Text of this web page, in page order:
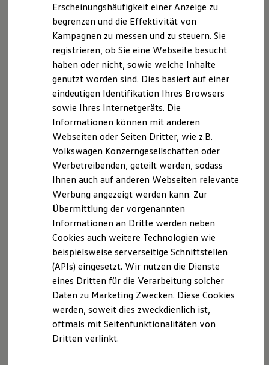
Marke und Erlebnis
Volkswagen R und R Experience
R-Modelle
R Experience
Driving Experience
Volkswagen entdecken
Werkbesichtigung
Lifestyle Shop
T-Roc Kollektion
Golf Kollektion
Volkswagen Kollektion
R-Kollektion
GTI Kollektion
Fußball Drop
we drive football
#wedriveproud
Besitzer und Service
myVolkswagen
Software Updates
Service und Ersatzteile
Inspektion und HU/AU
Reparaturen und Checks
Motorenöl und Flüssigkeiten
Räder und Reifen
Pannen- und Unfallhilfe
Economy Service
Volkswagen Teile
Zubehör
Modellspezifisches Zubehör
Erscheinungshäufigkeit einer Anzeige zu
begrenzen und die Effektivität von
Kampagnen zu messen und zu steuern. Sie
registrieren, ob Sie eine Webseite besucht
haben oder nicht, sowie welche Inhalte
genutzt worden sind. Dies basiert auf einer
eindeutigen Identifikation Ihres Browsers
sowie Ihres Internetgeräts. Die
Informationen können mit anderen
Webseiten oder Seiten Dritter, wie z.B.
Volkswagen Konzerngesellschaften oder
Werbetreibenden, geteilt werden, sodass
Ihnen auch auf anderen Webseiten relevante
Werbung angezeigt werden kann. Zur
Übermittlung der vorgenannten
Informationen an Dritte werden neben
Cookies auch weitere Technologien wie
beispielsweise serverseitige Schnittstellen
(APIs) eingesetzt. Wir nutzen die Dienste
eines Dritten für die Verarbeitung solcher
Daten zu Marketing Zwecken. Diese Cookies
werden, soweit dies zweckdienlich ist,
oftmals mit Seitenfunktionalitäten von
Dritten verlinkt.